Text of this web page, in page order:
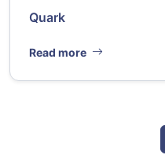
Quark
Read more